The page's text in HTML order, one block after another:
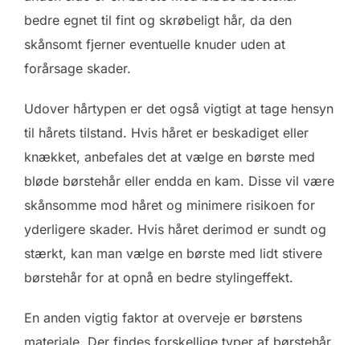
bedre egnet til fint og skrøbeligt hår, da den
skånsomt fjerner eventuelle knuder uden at
forårsage skader.
Udover hårtypen er det også vigtigt at tage hensyn
til hårets tilstand. Hvis håret er beskadiget eller
knækket, anbefales det at vælge en børste med
bløde børstehår eller endda en kam. Disse vil være
skånsomme mod håret og minimere risikoen for
yderligere skader. Hvis håret derimod er sundt og
stærkt, kan man vælge en børste med lidt stivere
børstehår for at opnå en bedre stylingeffekt.
En anden vigtig faktor at overveje er børstens